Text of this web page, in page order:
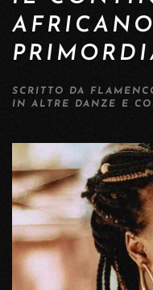
SCRITTO DA
IN ALTRE DANZE E